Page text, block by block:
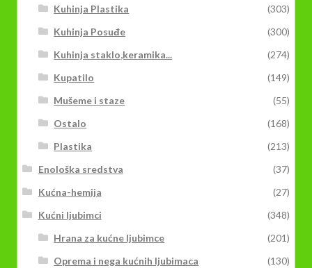
Kuhinja Plastika
(303)
Kuhinja Posuđe
(300)
Kuhinja staklo,keramika...
(274)
Kupatilo
(149)
Mušeme i staze
(55)
Ostalo
(168)
Plastika
(213)
Enološka sredstva
(37)
Kućna-hemija
(27)
Kućni ljubimci
(348)
Hrana za kućne ljubimce
(201)
Oprema i nega kućnih ljubimaca
(130)